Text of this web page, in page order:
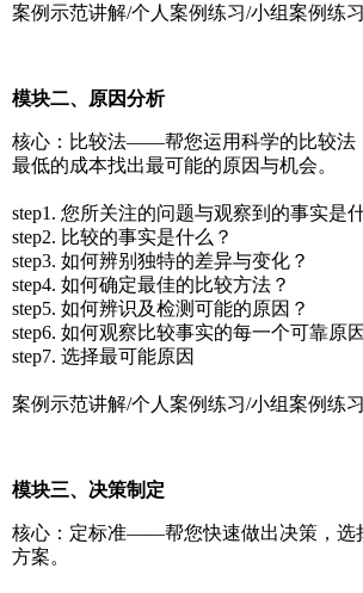
案例示范讲解/个人案例练习/小组案例练习
模块二、原因分析
核心：比较法——帮您运用科学的比较法
最低的成本找出最可能的原因与机会。
step1. 您所关注的问题与观察到的事实是
step2. 比较的事实是什么？
step3. 如何辨别独特的差异与变化？
step4. 如何确定最佳的比较方法？
step5. 如何辨识及检测可能的原因？
step6. 如何观察比较事实的每一个可靠原
step7. 选择最可能原因
案例示范讲解/个人案例练习/小组案例练习
模块三、决策制定
核心：定标准——帮您快速做出决策，选
方案。